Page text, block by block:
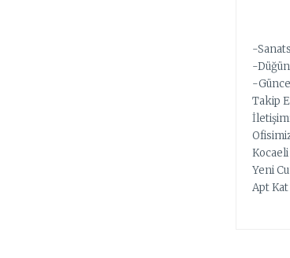
-
-
-
Takip
Kocaeli
Yeni
Apt